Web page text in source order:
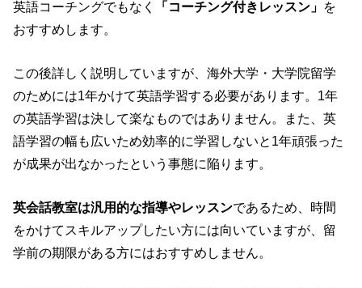
英語コーチングでもなく
「コーチング付きレッスン」 を
おすすめします。
この後詳しく説明していますが、海外大学・大学院留学
のためには1年かけて英語学習する必要があります。1年
の英語学習は決して楽なものではありません。また、英
語学習の幅も広いため効率的に学習しないと1年頑張った
が成果が出なかったという事態に陥ります。
英会話教室は汎用的な指導やレッスンであるため、時間
をかけてスキルアップしたい方には向いていますが、留
学前の期限がある方にはおすすめしません。